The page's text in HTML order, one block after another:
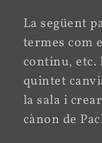
La següent
termes com
continu, etc.
quintet
la sala i
cànon de